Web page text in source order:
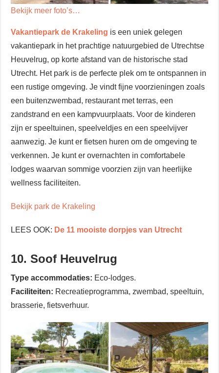
Bekijk meer foto’s…
Vakantiepark de Krakeling is een uniek gelegen
vakantiepark in het prachtige natuurgebied de Utrechtse
Heuvelrug, op korte afstand van de historische stad
Utrecht. Het park is de perfecte plek om te ontspannen in
een rustige omgeving. Je vindt fijne voorzieningen zoals
een buitenzwembad, restaurant met terras, een
zandstrand en een kampvuurplaats. Voor de kinderen
zijn er speeltuinen, speelveldjes en een speelvijver
aanwezig. Je kunt er fietsen huren om de omgeving te
verkennen. Je kunt er overnachten in comfortabele
lodges waarvan sommige voorzien zijn van heerlijke
wellness faciliteiten.
Bekijk park de Krakeling
LEES OOK: De 11 mooiste dorpjes van Utrecht
10. Soof Heuvelrug
Type accommodaties: Eco-lodges.
Faciliteiten: Recreatieprogramma, zwembad, speeltuin,
brasserie, fietsverhuur.